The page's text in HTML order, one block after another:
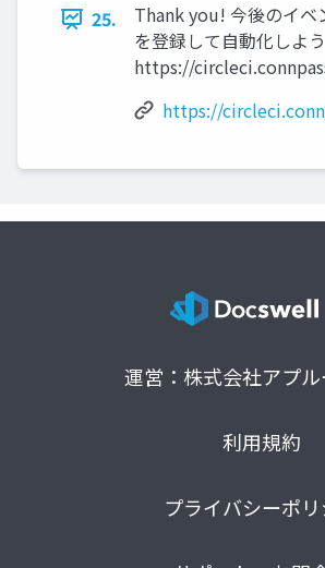
25.
Thank you! 今後のイベ
を登録して自動化しよ
https://
https://
運営：株式会社アプ
利用規約
プライバシーポ